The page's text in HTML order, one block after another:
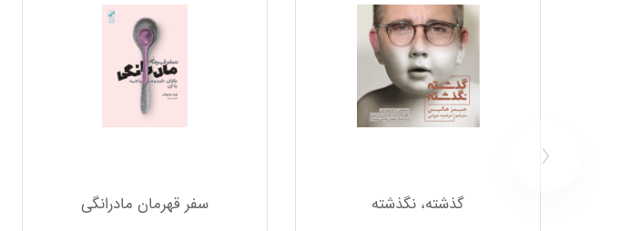
گذشته، نگذشته سفر قهرمان مادرانگی